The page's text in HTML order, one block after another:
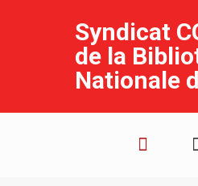
Syndicat
de la
Nationale